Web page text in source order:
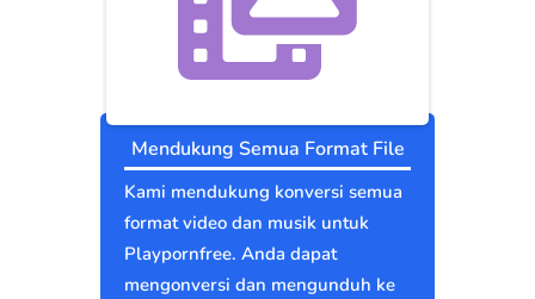
Mendukung Semua Format File
Kami mendukung konversi semua
format video dan musik untuk
Playpornfree. Anda dapat
mengonversi dan mengunduh ke